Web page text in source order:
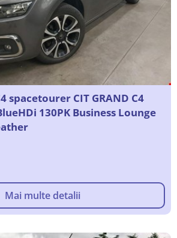
spacetourer CIT GRAND C4
130PK Business Lounge
Mai multe detalii